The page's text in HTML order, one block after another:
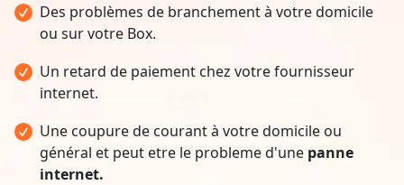
Des problèmes de branchement à votre domicile
ou sur votre Box.
Un retard de paiement chez votre fournisseur
internet.
Une coupure de courant à votre domicile ou
général et peut etre le probleme d'une panne
internet.